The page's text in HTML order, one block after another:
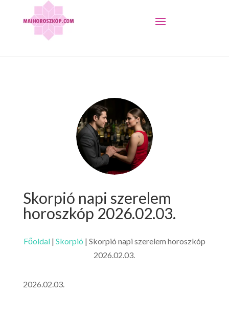
Skorpió napi szerelem
horoszkóp 2026.02.03.
Főoldal| Skorpió | Skorpió napi szerelem horoszkóp
2026.02.03.
2026.02.03.